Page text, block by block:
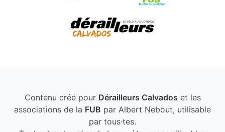
Contenu créé pour Dérailleurs Calvados et les
associations de la FUB par Albert Nebout, utilisable
par tous·tes.